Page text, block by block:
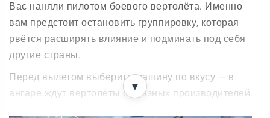
Вас наняли пилотом боевого вертолёта. Именно
вам предстоит остановить группировку, которая
рвётся расширять влияние и подминать под себя
другие страны.
Перед вылетом выберите машину по вкусу — в
ангаре ждут вертолёты от разных производителей.
▼